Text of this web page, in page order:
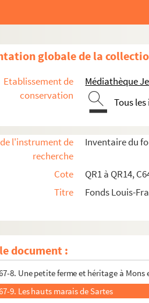
globale de la
Etablissement de
conservation
Médiathèque
Tous
l'instrument de
recherche
Inventaire du
Cote
QR1 à QR14,
Titre
Fonds Louis-
document :
Portefeuille 65 : Pièces concernant la
2. Portefeuille 66 -2 : Photographies
Portefeuille 66 bis : Plans
67 : Plans de propriétés
1. Terre et scierie de la Voorde
3. Copie du plan du fief et seigneurie,
5. La ferme d’Helding
6. La ferme et seigneurie d’Heldingue
7. Gros fief, chapelle d’Armentière et
8. Une petite ferme et héritage à Mons
9. Les hauts marais de Sartes